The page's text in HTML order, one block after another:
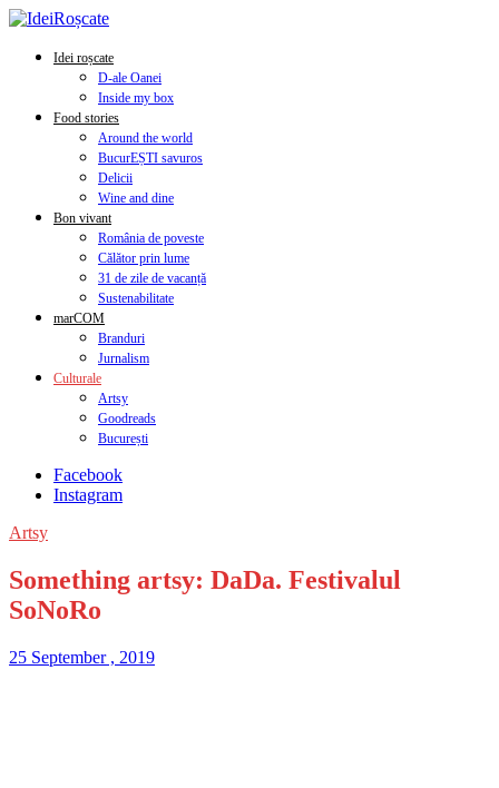
Idei roșcate
D-ale Oanei
Inside my box
Food stories
Around the world
BucurEȘTI savuros
Delicii
Wine and dine
Bon vivant
România de poveste
Călător prin lume
31 de zile de vacanță
Sustenabilitate
marCOM
Branduri
Jurnalism
Culturale
Artsy
Goodreads
București
Facebook
Instagram
Artsy
Something artsy: DaDa. Festivalul
SoNoRo
25 September , 2019